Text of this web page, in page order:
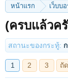
หน้าแรก เว็บบ
(ครบแล้วค
สถานะของกระทู้:
ถัดไป >